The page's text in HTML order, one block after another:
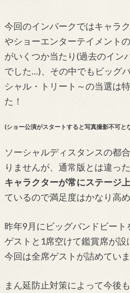
今回のインパークではキャラ
やショーエンターテイメント
がいくつか当たり(過去のイン
でした…)、その中でもビッグ
シャル・トリート～の当選は
た！
(ショー公演がスタートすると写真撮影不可
ソーシャルディスタンスの都
りませんが、通常版とは違っ
キャラクターが常にステージ
ているので満足度はかなり高め
昨年9月にビッグバンドビー
ゲストと1席空けて鑑賞席が設
今回は全席ゲストが詰めていま
まん延防止対策によって今後